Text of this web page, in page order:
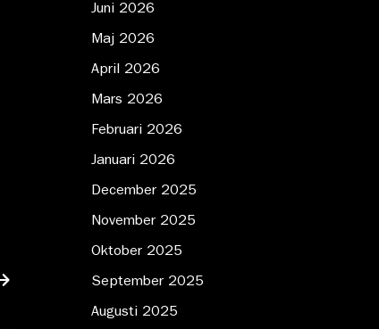
Juni 2026
Maj 2026
April 2026
Mars 2026
Februari 2026
Januari 2026
December 2025
November 2025
Oktober 2025
September 2025
Augusti 2025